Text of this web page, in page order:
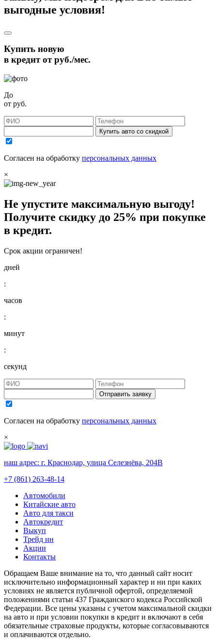
выгодные условия!
Купить новую
в кредит отруб./мес.
До
от руб.
Купить авто со скидкой
Согласен на обработку персональных данных
×
Не упустите максимальную выгоду!
Получите скидку до 25% при покупке
в кредит.
Срок акции ограничен!
дней
:
часов
:
минут
:
секунд
Отправить заявку
Согласен на обработку персональных данных
×
наш адрес: г. Краснодар, улица Селезнёва, 204В
+7 (861) 263-48-14
Автомобили
Китайские авто
Авто для такси
Автокредит
Выкуп
Трейд ин
Акции
Контакты
Обращаем Ваше внимание на то, что данный сайт носит
исключительно информационный характер и ни при каких
условиях не является публичной офертой, определяемой
положениями статьи 437 Гражданского кодекса Российской
Федерации. Все цены указаны с учетом максимальной скидки
на авто и при условии покупки в кредит и включают в себя
обязательные страховые продукты, которые согласовываются
и оплачиваются отдельно.